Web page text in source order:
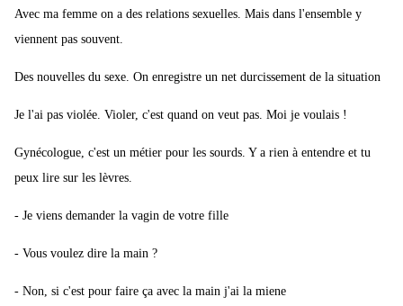
Avec ma femme on a des relations sexuelles. Mais dans l'ensemble y
viennent pas souvent.
Des nouvelles du sexe. On enregistre un net durcissement de la situation
Je l'ai pas violée. Violer, c'est quand on veut pas. Moi je voulais !
Gynécologue, c'est un métier pour les sourds. Y a rien à entendre et tu
peux lire sur les lèvres.
- Je viens demander la vagin de votre fille
- Vous voulez dire la main ?
- Non, si c'est pour faire ça avec la main j'ai la miene